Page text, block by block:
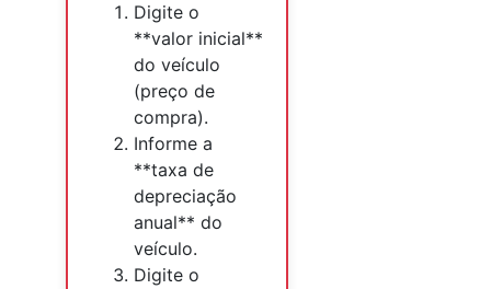
Digite o
**valor inicial**
do veículo
(preço de
compra).
Informe a
**taxa de
depreciação
anual** do
veículo.
Digite o